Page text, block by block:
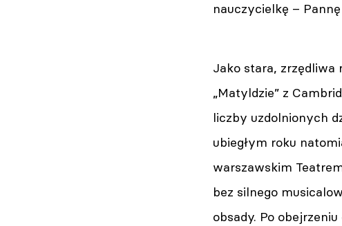
nauczycielkę –
Jako stara, zrzędliwa
„Matyldzie” z
liczby uzdolnionych
ubiegłym roku
warszawskim
bez silnego
obsady. Po